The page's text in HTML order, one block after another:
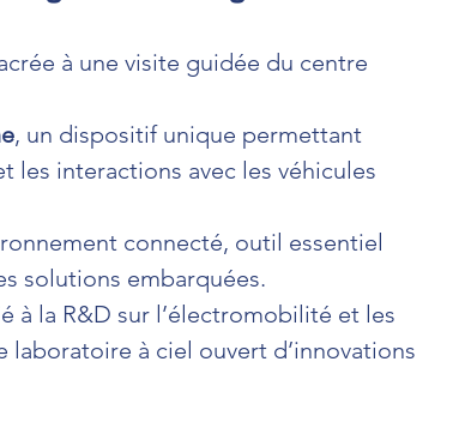
à une visite guidée du centre
, un dispositif unique permettant
les interactions avec les véhicules
connecté, outil essentiel
solutions embarquées.
à la R&D sur l’électromobilité et les
à ciel ouvert d’innovations